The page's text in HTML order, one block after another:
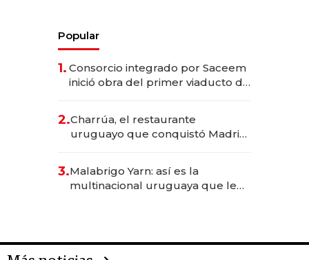
Popular
1. Consorcio integrado por Saceem
inició obra del primer viaducto de
millones
2.Charrúa, el restaurante
uruguayo que conquistó Madrid:
anticipación y prepara apertura
3.Malabrigo Yarn: así es la
multinacional uruguaya que le